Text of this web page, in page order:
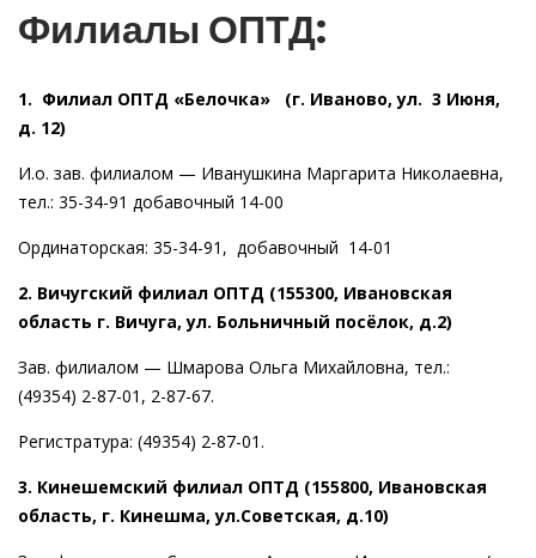
Филиалы ОПТД:
1. Филиал ОПТД «Белочка» (г. Иваново, ул. 3 Июня,
д. 12)
И.о. зав. филиалом — Иванушкина Маргарита Николаевна,
тел.: 35-34-91 добавочный 14-00
Ординаторская: 35-34-91, добавочный 14-01
2. Вичугский филиал ОПТД (155300, Ивановская
область г. Вичуга, ул. Больничный посёлок, д.2)
Зав. филиалом — Шмарова Ольга Михайловна, тел.:
(49354) 2-87-01, 2-87-67.
Регистратура: (49354) 2-87-01.
3. Кинешемский филиал ОПТД (155800, Ивановская
область, г. Кинешма, ул.Советская, д.10)